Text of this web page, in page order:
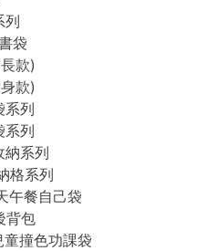
列
袋
款)
款)
系列
系列
納系列
格系列
午餐自己袋
背包
撞色功課袋